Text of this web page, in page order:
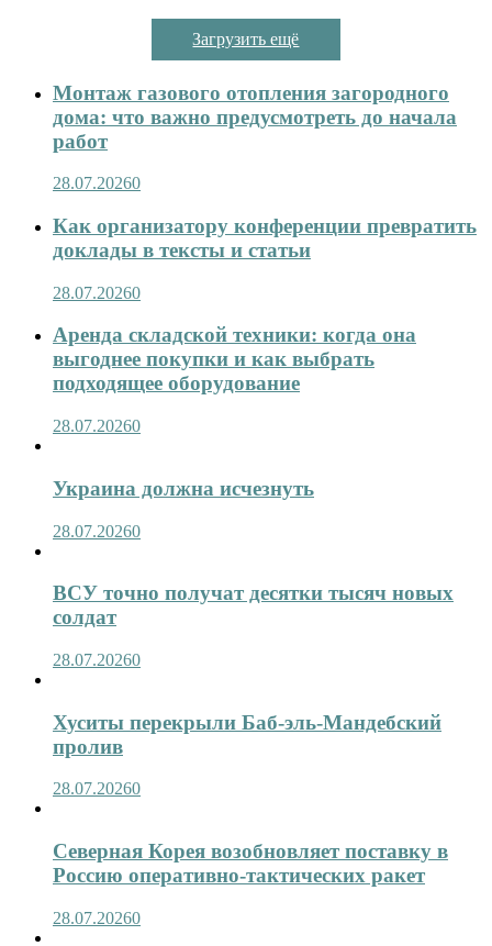
Загрузить ещё
Монтаж газового отопления загородного
дома: что важно предусмотреть до начала
работ
28.07.20260
Как организатору конференции превратить
доклады в тексты и статьи
28.07.20260
Аренда складской техники: когда она
выгоднее покупки и как выбрать
подходящее оборудование
28.07.20260
Украина должна исчезнуть
28.07.20260
ВСУ точно получат десятки тысяч новых
солдат
28.07.20260
Хуситы перекрыли Баб-эль-Мандебский
пролив
28.07.20260
Северная Корея возобновляет поставку в
Россию оперативно-тактических ракет
28.07.20260